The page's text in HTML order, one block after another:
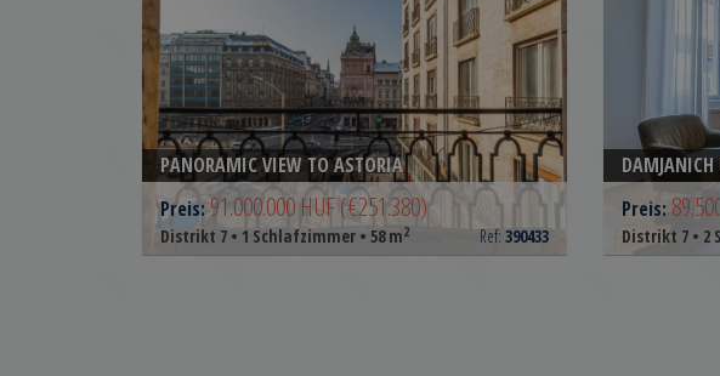
PANORAMIC VIEW TO ASTORIA
Preis: 91.000.000 HUF(€251.380)
Distrikt 7 • 1 Schlafzimmer • 58 m2 Ref: 390433
DAMJANICH
Preis:
Distrikt 7 • 2